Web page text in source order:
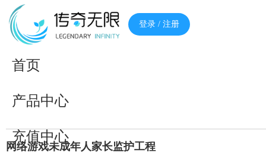
首页
产品中心
充值中心
登录 / 注册
网络游戏未成年人家长监护工程